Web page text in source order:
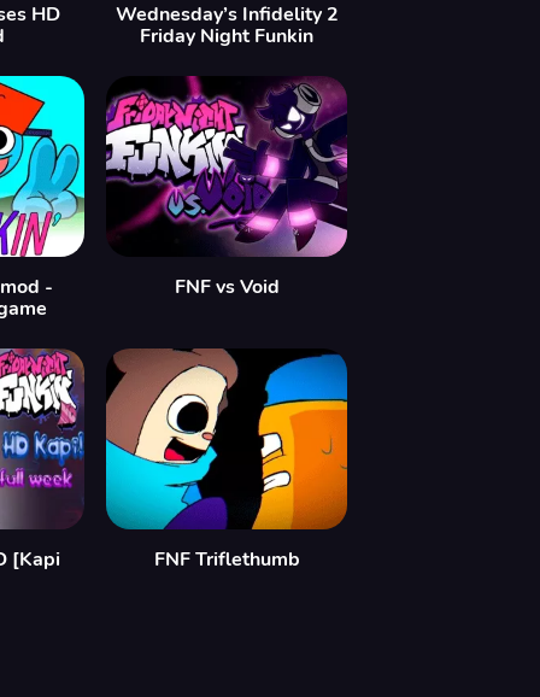
HD
Wednesday’s Infidelity 2
Friday Night Funkin
-
FNF vs Void
[Kapi FNF Triflethumb